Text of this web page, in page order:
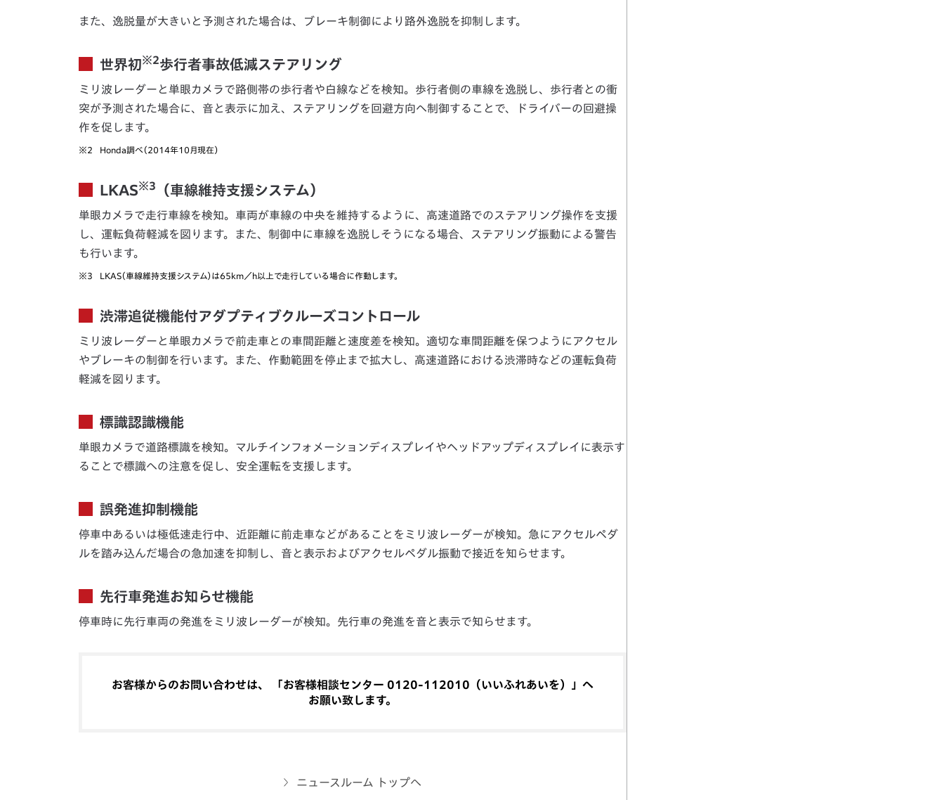
また、逸脱量が大きいと予測された場合は、ブレーキ制御により路外逸脱を抑制します。
世界初※2歩行者事故低減ステアリング
ミリ波レーダーと単眼カメラで路側帯の歩行者や白線などを検知。歩行者側の車線を逸脱し、歩行者との衝
突が予測された場合に、音と表示に加え、ステアリングを回避方向へ制御することで、ドライバーの回避操
作を促します。
※2 Honda調べ（2014年10月現在）
LKAS※3 （車線維持支援システム）
単眼カメラで走行車線を検知。車両が車線の中央を維持するように、高速道路でのステアリング操作を支援
し、運転負荷軽減を図ります。また、制御中に車線を逸脱しそうになる場合、ステアリング振動による警告
も行います。
※3 LKAS（車線維持支援システム）は65km／h以上で走行している場合に作動します。
渋滞追従機能付アダプティブクルーズコントロール
ミリ波レーダーと単眼カメラで前走車との車間距離と速度差を検知。適切な車間距離を保つようにアクセル
やブレーキの制御を行います。また、作動範囲を停止まで拡大し、高速道路における渋滞時などの運転負荷
軽減を図ります。
標識認識機能
単眼カメラで道路標識を検知。マルチインフォメーションディスプレイやヘッドアップディスプレイに表示す
ることで標識への注意を促し、安全運転を支援します。
誤発進抑制機能
停車中あるいは極低速走行中、近距離に前走車などがあることをミリ波レーダーが検知。急にアクセルペダ
ルを踏み込んだ場合の急加速を抑制し、音と表示およびアクセルペダル振動で接近を知らせます。
先行車発進お知らせ機能
停車時に先行車両の発進をミリ波レーダーが検知。先行車の発進を音と表示で知らせます。
お客様からのお問い合わせは、 「お客様相談センター 0120-112010（いいふれあいを）」へ
お願い致します。
ニュースルーム トップへ